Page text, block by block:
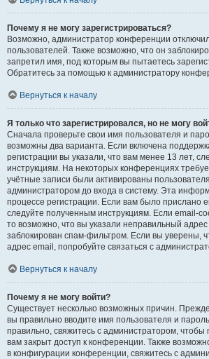
Почему я не могу зарегистрироваться?
Возможно, администратор конференции
пользователей. Также возможно, что он
запретил имя, под которым вы пытаетесь
Обратитесь за помощью к администратору
Вернуться к началу
Я только что зарегистрировался, но не могу
Сначала проверьте свои имя пользователя и
возможны два варианта. Если включена
регистрации вы указали, что вам менее 13 лет,
инструкциям. На некоторых конференциях
учётные записи были активированы
администратором до входа в систему. Эта
процессе регистрации. Если вам было прислано
следуйте полученным инструкциям. Если email-
то возможно, что вы указали неправильный
заблокирован спам-фильтром. Если вы уверены,
адрес email, попробуйте связаться с
Вернуться к началу
Почему я не могу войти?
Существует несколько возможных причин. Прежде
вы правильно вводите имя пользователя и
правильно, свяжитесь с администратором, чтобы
вам закрыт доступ к конференции. Также
в конфигурации конференции, свяжитесь с